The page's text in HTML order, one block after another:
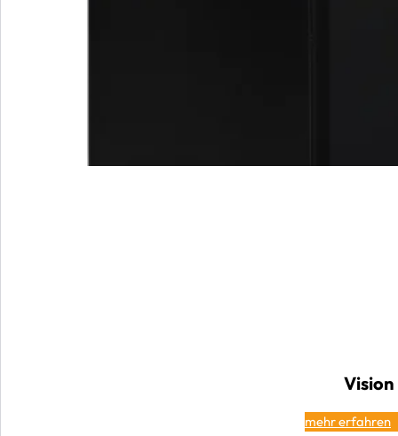
Vision
mehr erfahren